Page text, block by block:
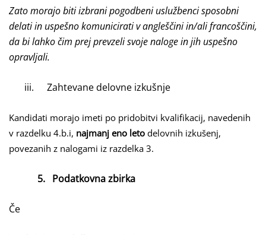
Zato morajo biti izbrani pogodbeni uslužbenci sposobni
delati in uspešno komunicirati v angleščini in/ali francoščini,
da bi lahko čim prej prevzeli svoje naloge in jih uspešno
opravljali.
iii. Zahtevane delovne izkušnje
Kandidati morajo imeti po pridobitvi kvalifikacij, navedenih
v razdelku 4.b.i, najmanj eno leto delovnih izkušenj,
povezanih z nalogami iz razdelka 3.
5. Podatkovna zbirka
Če